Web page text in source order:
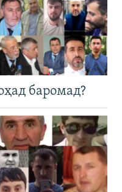
баромад?